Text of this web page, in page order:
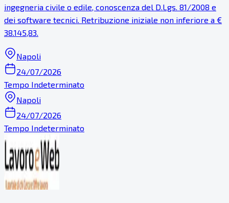
ingegneria civile o edile, conoscenza del D.Lgs. 81/2008 e
dei software tecnici. Retribuzione iniziale non inferiore a €
38.145,83.
Napoli
24/07/2026
Tempo Indeterminato
Napoli
24/07/2026
Tempo Indeterminato